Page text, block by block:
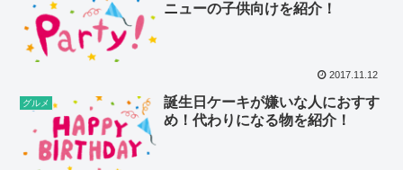
ニューの子供向けを紹介！
2017.11.12
グルメ
誕生日ケーキが嫌いな人におすす
め！代わりになる物を紹介！